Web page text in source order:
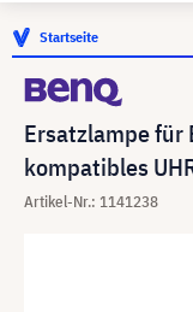
Startseite
Ersatzlampe für
kompatibles
Artikel-Nr.: 1141238